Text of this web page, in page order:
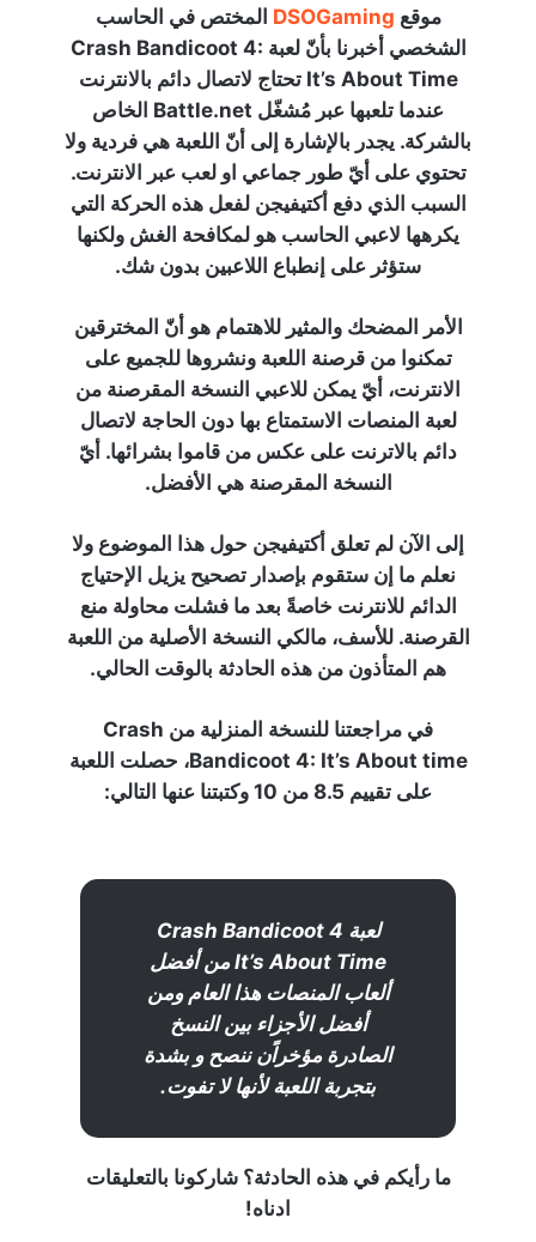
موقع DSOGaming المختص في الحاسب
الشخصي أخبرنا بأنّ لعبة Crash Bandicoot 4:
It’s About Time تحتاج لاتصال دائم بالانترنت
عندما تلعبها عبر مُشغّل Battle.net الخاص
بالشركة. يجدر بالإشارة إلى أنّ اللعبة هي فردية ولا
تحتوي على أيّ طور جماعي او لعب عبر الانترنت.
السبب الذي دفع أكتيفيجن لفعل هذه الحركة التي
يكرهها لاعبي الحاسب هو لمكافحة الغش ولكنها
ستؤثر على إنطباع اللاعبين بدون شك.
الأمر المضحك والمثير للاهتمام هو أنّ المخترقين
تمكنوا من قرصنة اللعبة ونشروها للجميع على
الانترنت، أيّ يمكن للاعبي النسخة المقرصنة من
لعبة المنصات الاستمتاع بها دون الحاجة لاتصال
دائم بالاترنت على عكس من قاموا بشرائها. أيّ
النسخة المقرصنة هي الأفضل.
إلى الآن لم تعلق أكتيفيجن حول هذا الموضوع ولا
نعلم ما إن ستقوم بإصدار تصحيح يزيل الإحتياج
الدائم للانترنت خاصةً بعد ما فشلت محاولة منع
القرصنة. للأسف، مالكي النسخة الأصلية من اللعبة
هم المتأذون من هذه الحادثة بالوقت الحالي.
في مراجعتنا للنسخة المنزلية من Crash
Bandicoot 4: It’s About time، حصلت اللعبة
على تقييم 8.5 من 10 وكتبتنا عنها التالي:
لعبة Crash Bandicoot 4
It’s About Time من أفضل
ألعاب المنصات هذا العام ومن
أفضل الأجزاء بين النسخ
الصادرة مؤخراًن ننصح و بشدة
بتجربة اللعبة لأنها لا تفوت.
ما رأيكم في هذه الحادثة؟ شاركونا بالتعليقات
ادناه!